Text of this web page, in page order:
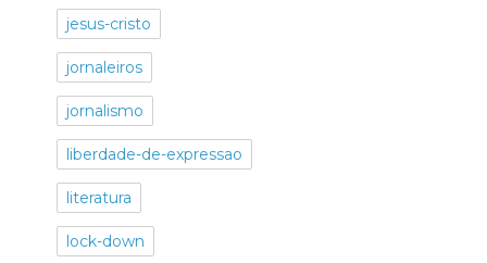
jesus-cristo
jornaleiros
jornalismo
liberdade-de-expressao
literatura
lock-down